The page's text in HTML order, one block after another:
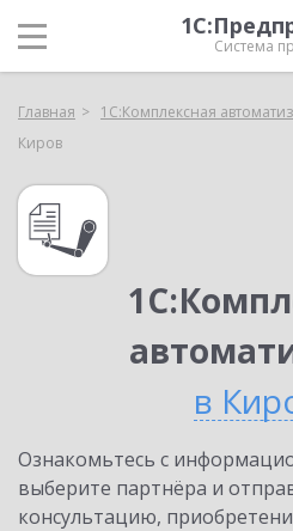
Система
Главная 1С:Комплексная
Киров
в
Ознакомьтесь с
выберите партнёра и
консультацию,